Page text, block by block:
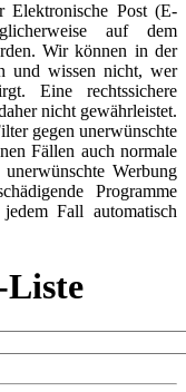
Elektronische Post (E-
auf dem
Wir können in der
und wissen nicht, wer
Eine rechtssichere
nicht gewährleistet.
gegen unerwünschte
Fällen auch normale
Werbung
Programme
Fall automatisch